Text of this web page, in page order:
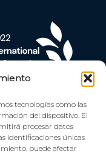
tecnologías como las
del dispositivo. El
procesar datos
identificaciones únicas
puede afectar